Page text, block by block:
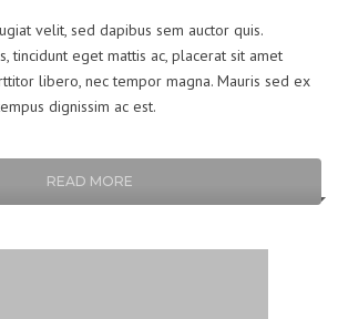
velit, sed dapibus sem auctor quis.
tincidunt eget mattis ac, placerat sit amet
libero, nec tempor magna. Mauris sed ex
dignissim ac est.
READ MORE